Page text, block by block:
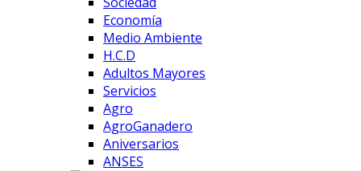
Economía
Medio Ambiente
H.C.D
Adultos Mayores
Servicios
Agro
AgroGanadero
Aniversarios
ANSES